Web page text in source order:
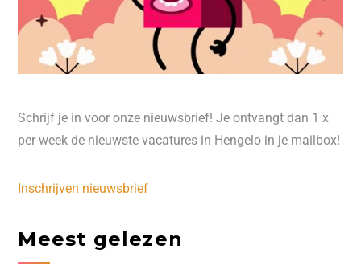
Schrijf je in voor onze nieuwsbrief! Je ontvangt dan 1 x
per week de nieuwste vacatures in Hengelo in je mailbox!
Inschrijven nieuwsbrief
Meest gelezen